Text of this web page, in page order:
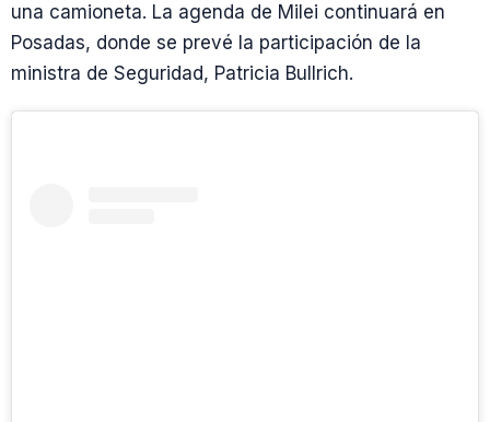
una camioneta. La agenda de Milei continuará en
Posadas, donde se prevé la participación de la
ministra de Seguridad, Patricia Bullrich.